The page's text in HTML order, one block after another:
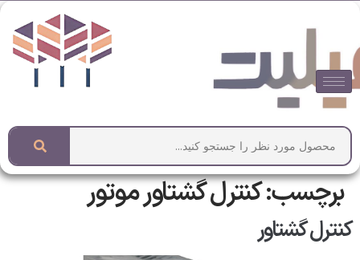
برچسب:کنترل گشتاور موتور
کنترل گشتاور